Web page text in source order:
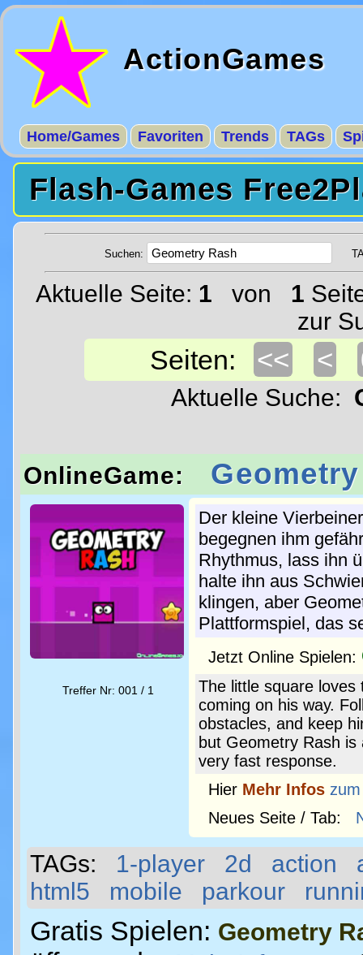
ActionGames
Home/Games Favoriten Trends TAGs
Flash-Games
Suchen:
Aktuelle Seite: 1 von 1
zur
Seiten: << <
Aktuelle Suche:
OnlineGame:
Treffer Nr: 001 / 1
Der kleine
begegnen ihm
Rhythmus, lass ihn
halte ihn aus
klingen, aber
Plattformspiel, das
Jetzt Online Spielen:
The little square loves
coming on his way.
obstacles, and keep
but Geometry Rash
very fast response.
Hier Mehr Infos
Neues Seite / Tab:
TAGs: 1-player 2d action
html5
mobile parkour
Gratis Spielen: Geometry